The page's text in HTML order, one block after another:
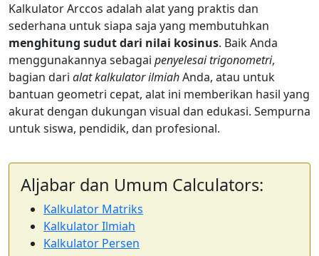
Kalkulator Arccos adalah alat yang praktis dan
sederhana untuk siapa saja yang membutuhkan
menghitung sudut dari nilai kosinus. Baik Anda
menggunakannya sebagai penyelesai trigonometri,
bagian dari alat kalkulator ilmiahAnda, atau untuk
bantuan geometri cepat, alat ini memberikan hasil yang
akurat dengan dukungan visual dan edukasi. Sempurna
untuk siswa, pendidik, dan profesional.
Aljabar dan Umum Calculators:
Kalkulator Matriks
Kalkulator Ilmiah
Kalkulator Persen